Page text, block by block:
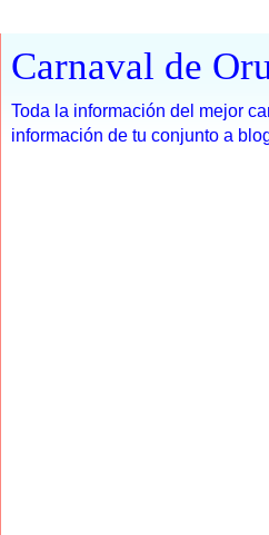
Carnaval de
Toda la información del mejor
información de tu conjunto a